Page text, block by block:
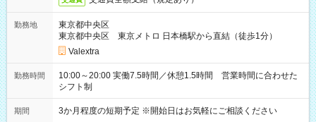
勤務地
東京都中央区
東京都中央区 東京メトロ 日本橋駅から直結（徒歩1分）
Valextra
勤務時間
10:00～20:00 実働7.5時間／休憩1.5時間 営業時間に合わせた
シフト制
期間 3か月程度の短期予定 ※開始日はお気軽にご相談ください